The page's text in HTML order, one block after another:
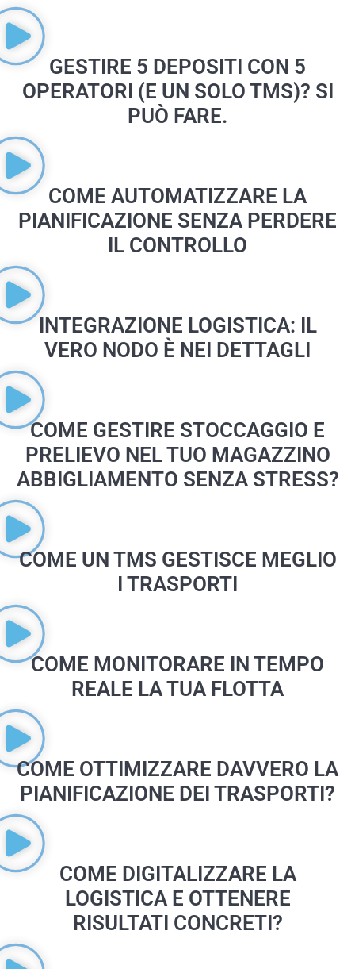
GESTIRE 5 DEPOSITI CON 5
OPERATORI (E UN SOLO TMS)? SI
PUÒ FARE.
COME AUTOMATIZZARE LA
PIANIFICAZIONE SENZA PERDERE
IL CONTROLLO
INTEGRAZIONE LOGISTICA: IL
VERO NODO È NEI DETTAGLI
COME GESTIRE STOCCAGGIO E
PRELIEVO NEL TUO MAGAZZINO
ABBIGLIAMENTO SENZA STRESS?
COME UN TMS GESTISCE MEGLIO
I TRASPORTI
COME MONITORARE IN TEMPO
REALE LA TUA FLOTTA
COME OTTIMIZZARE DAVVERO LA
PIANIFICAZIONE DEI TRASPORTI?
COME DIGITALIZZARE LA
LOGISTICA E OTTENERE
RISULTATI CONCRETI?